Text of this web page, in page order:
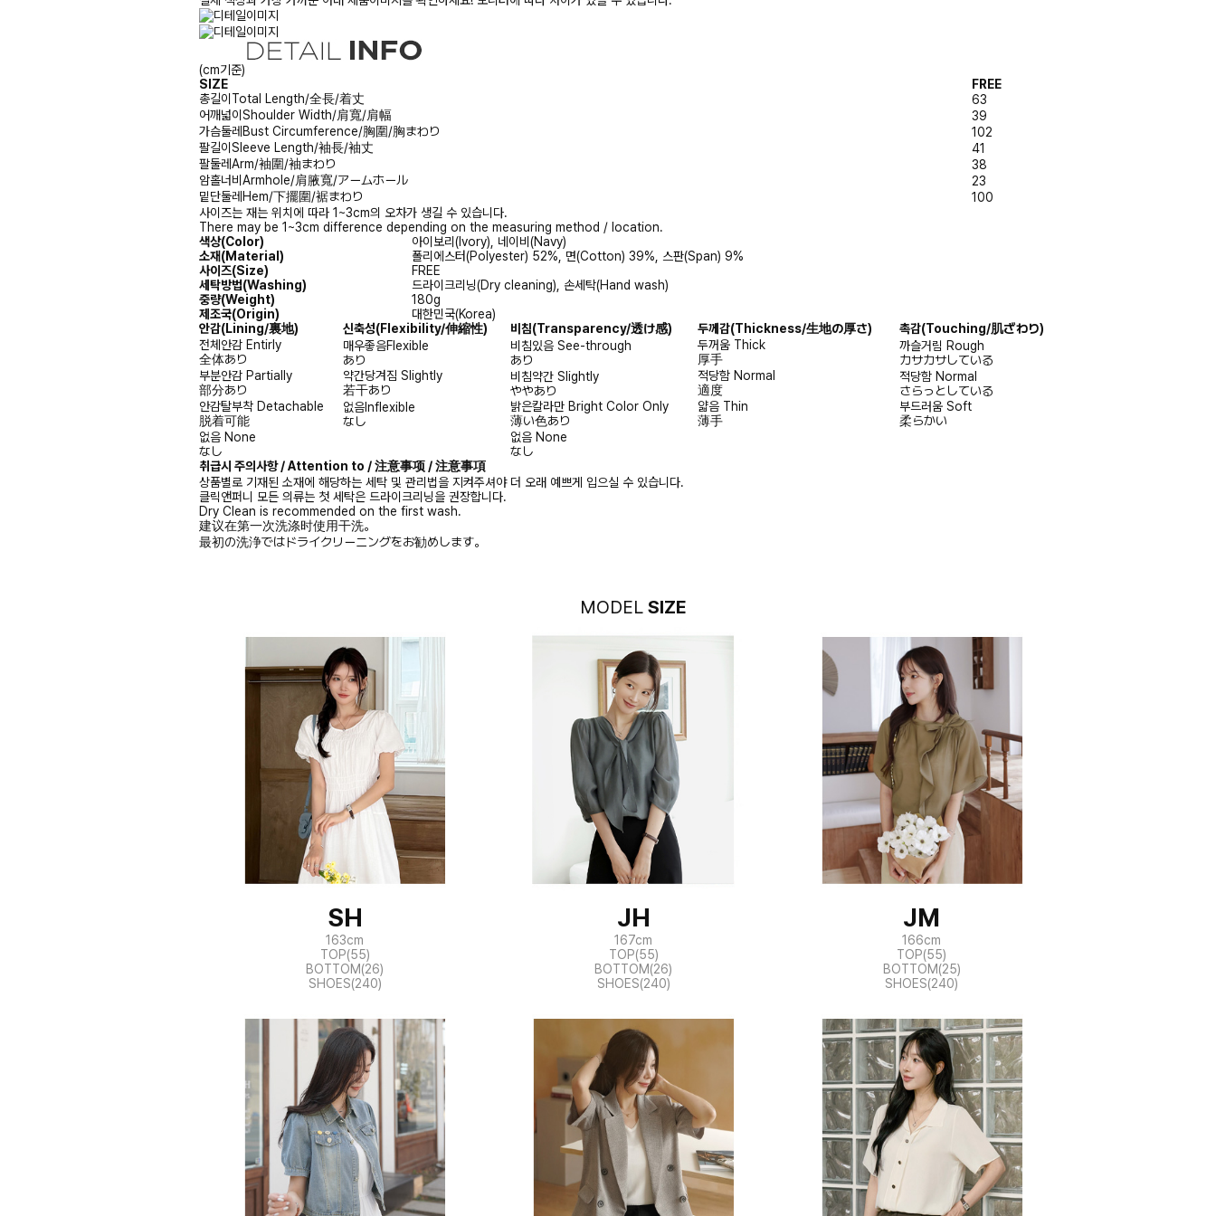
(cm기준)
SIZE
FREE
총길이Total Length/全長/着丈
63
어깨넓이Shoulder Width/肩寬/肩幅
39
가슴둘레Bust Circumference/胸圍/胸まわり
102
팔길이Sleeve Length/袖長/袖丈
41
팔둘레Arm/袖圍/袖まわり
38
암홀너비Armhole/肩腋寬/アームホール
23
밑단둘레Hem/下擺圍/裾まわり
100
사이즈는 재는 위치에 따라 1~3cm의 오차가 생길 수 있습니다.
There may be 1~3cm difference depending on the measuring method / location.
색상(Color)
아이보리(Ivory), 네이비(Navy)
소재(Material)
폴리에스터(Polyester) 52%, 면(Cotton) 39%, 스판(Span) 9%
사이즈(Size)
FREE
세탁방법(Washing)
드라이크리닝(Dry cleaning), 손세탁(Hand wash)
중량(Weight)
180g
제조국(Origin)
대한민국(Korea)
안감(Lining/裏地) 신축성(Flexibility/伸縮性) 비침(Transparency/透け感) 두께감(Thickness/生地の厚さ) 촉감(Touching/肌ざわり)
전체안감 Entirly
全体あり
매우좋음Flexible
あり
비침있음 See-through
あり
두꺼움 Thick
厚手
까슬거림 Rough
カサカサしている
부분안감 Partially
部分あり
약간당겨짐 Slightly
若干あり
비침약간 Slightly
ややあり
적당함 Normal
適度
적당함 Normal
さらっとしている
안감탈부착 Detachable
脱着可能
없음Inflexible
なし
밝은칼라만 Bright Color Only
薄い色あり
얇음 Thin
薄手
부드러움 Soft
柔らかい
없음 None
なし
없음 None
なし
취급시 주의사항 / Attention to / 注意事项 / 注意事項
상품별로 기재된 소재에 해당하는 세탁 및 관리법을 지켜주셔야 더 오래 예쁘게 입으실 수 있습니다.
클릭앤퍼니 모든 의류는 첫 세탁은 드라이크리닝을 권장합니다.
Dry Clean is recommended on the first wash.
建议在第一次洗涤时使用干洗。
最初の洗浄ではドライクリーニングをお勧めします。
MODEL SIZE
SH
163cm
TOP(55)
BOTTOM(26)
SHOES(240)
JH
167cm
TOP(55)
BOTTOM(26)
SHOES(240)
JM
166cm
TOP(55)
BOTTOM(25)
SHOES(240)